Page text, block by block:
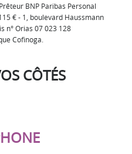
BNP Paribas Personal
€ - 1, boulevard Haussmann
n° Orias 07 023 128
Cofinoga.
CÔTÉS